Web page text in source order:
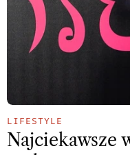
LIFESTYLE
Najciekawsze